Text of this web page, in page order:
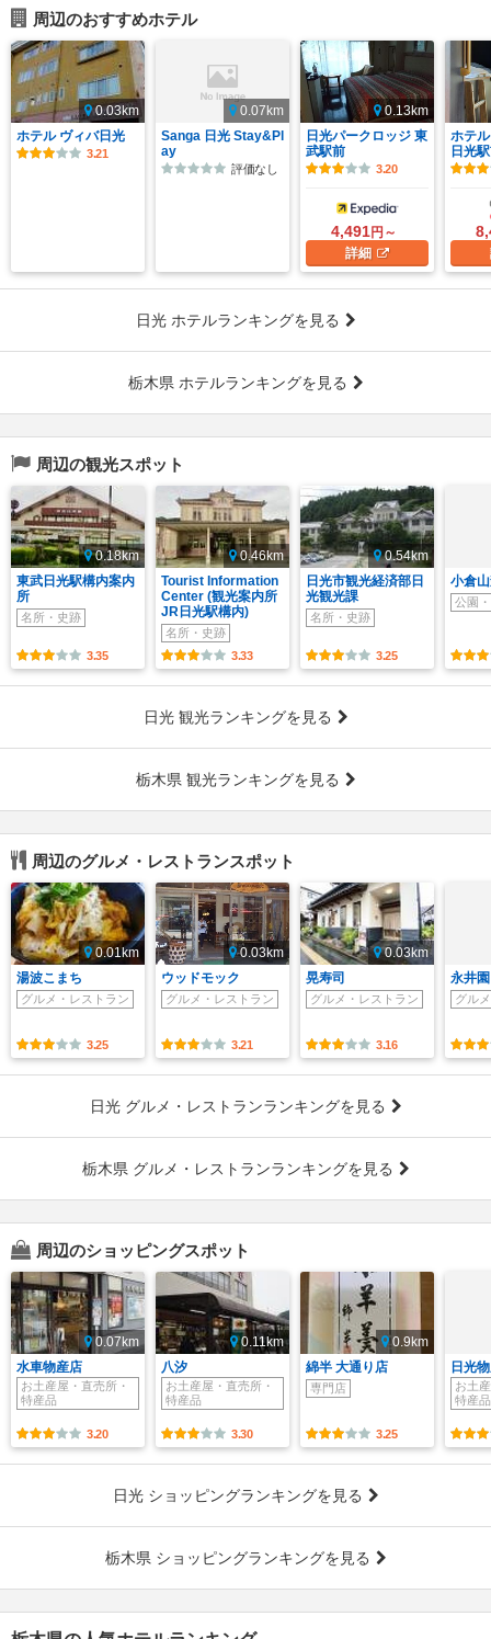
周辺のおすすめホテル
0.03km
ホテル ヴィバ日光
3.21
0.07km
Sanga 日光 Stay&Pl
ay
評価なし
0.13km
日光パークロッジ 東
武駅前
3.20
4,491円～
詳細
ホテ
日光
日光 ホテルランキングを見る
栃木県 ホテルランキングを見る
周辺の観光スポット
0.18km
東武日光駅構内案内
所
名所・史跡
3.35
0.46km
Tourist Information
Center (観光案内所
JR日光駅構内)
名所・史跡
3.33
0.54km
日光市観光経済部日
光観光課
名所・史跡
3.25
小倉
公園
日光 観光ランキングを見る
栃木県 観光ランキングを見る
周辺のグルメ・レストランスポット
0.01km
湯波こまち
グルメ・レストラン
3.25
0.03km
ウッドモック
グルメ・レストラン
3.21
0.03km
晃寿司
グルメ・レストラン
3.16
永井
グル
日光 グルメ・レストランランキングを見る
栃木県 グルメ・レストランランキングを見る
周辺のショッピングスポット
0.07km
水車物産店
お土産屋・直売所・
特産品
3.20
0.11km
八汐
お土産屋・直売所・
特産品
3.30
0.9km
綿半 大通り店
専門店
3.25
日光
お土
特産品
日光 ショッピングランキングを見る
栃木県 ショッピングランキングを見る